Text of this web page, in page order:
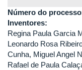
Número do
Inventores:
Regina Paula Garcia
Leonardo Rosa
Cunha, Miguel Angel
Rafael de Paula